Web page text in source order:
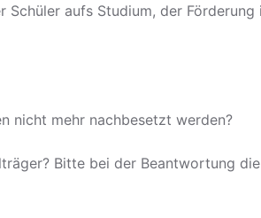
aufs Studium, der Förderung
nicht mehr nachbesetzt werden?
Bitte bei der Beantwortung die